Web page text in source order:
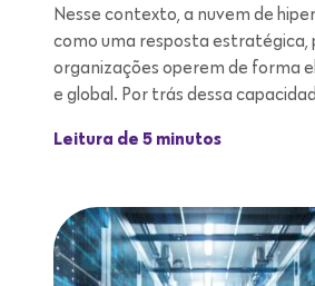
Nesse contexto, a nuvem de
como uma resposta estratégica,
organizações operem de forma
e global. Por trás dessa
Leitura de 5 minutos